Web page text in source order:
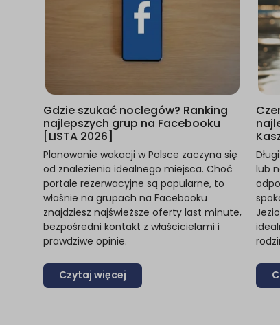
Gdzie szukać noclegów? Ranking
najlepszych grup na Facebooku
[LISTA 2026]
Planowanie wakacji w Polsce zaczyna się
od znalezienia idealnego miejsca. Choć
portale rezerwacyjne są popularne, to
właśnie na grupach na Facebooku
znajdziesz najświeższe oferty last minute,
bezpośredni kontakt z właścicielami i
prawdziwe opinie.
Czytaj więcej
lub